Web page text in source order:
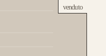
venduto